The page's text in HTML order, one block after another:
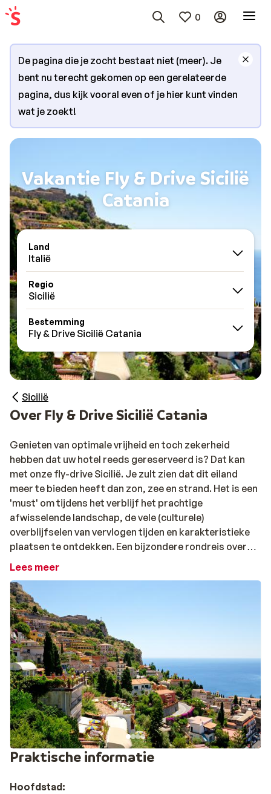
0
De pagina die je zocht bestaat niet (meer). Je
bent nu terecht gekomen op een gerelateerde
pagina, dus kijk vooral even of je hier kunt vinden
wat je zoekt!
Vakantie Fly & Drive Sicilië
Catania
Land
Italië
Regio
Sicilië
Bestemming
Fly & Drive Sicilië Catania
Sicilië
Over Fly & Drive Sicilië Catania
Genieten van optimale vrijheid en toch zekerheid
hebben dat uw hotel reeds gereserveerd is? Dat kan
met onze fly-drive Sicilië. Je zult zien dat dit eiland
meer te bieden heeft dan zon, zee en strand. Het is een
'must' om tijdens het verblijf het prachtige
afwisselende landschap, de vele (culturele)
overblijfselen van vervlogen tijden en karakteristieke
plaatsen te ontdekken. Een bijzondere rondreis over
een prachtig eiland. Je overnacht in bijzondere en
Sicilië op zijn allermooist!
Lees meer
Praktische informatie
Hoofdstad: